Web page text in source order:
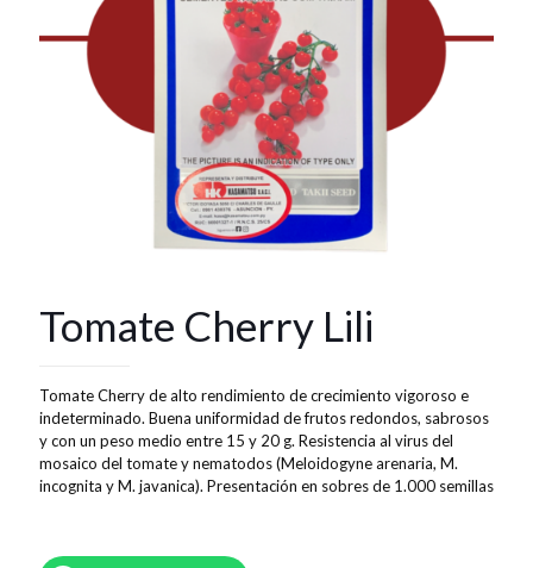
Tomate Cherry Lili
Tomate Cherry de alto rendimiento de crecimiento vigoroso e
indeterminado. Buena uniformidad de frutos redondos, sabrosos
y con un peso medio entre 15 y 20 g. Resistencia al virus del
mosaico del tomate y nematodos (Meloidogyne arenaria, M.
incognita y M. javanica). Presentación en sobres de 1.000 semillas